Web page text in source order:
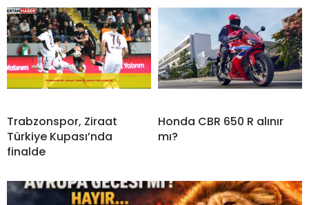
Trabzonspor, Ziraat
Türkiye Kupası’nda
finalde
Honda CBR 650 R alınır
mı?